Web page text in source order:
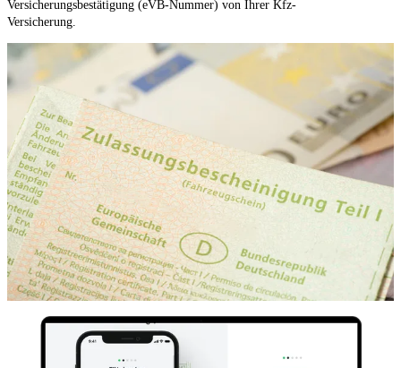
Versicherungsbestätigung (eVB-Nummer) von Ihrer Kfz-
Versicherung.